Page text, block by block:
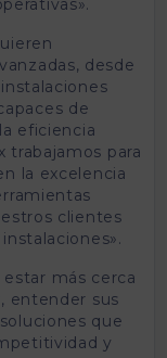
desde
de
eficiencia
trabajamos para
la excelencia
clientes
más cerca
entender sus
que
y